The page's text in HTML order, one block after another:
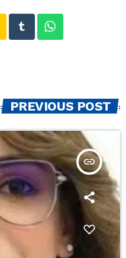
PREVIOUS POST
insert_link